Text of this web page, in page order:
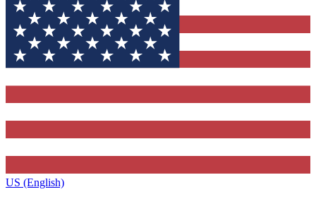
US (English)